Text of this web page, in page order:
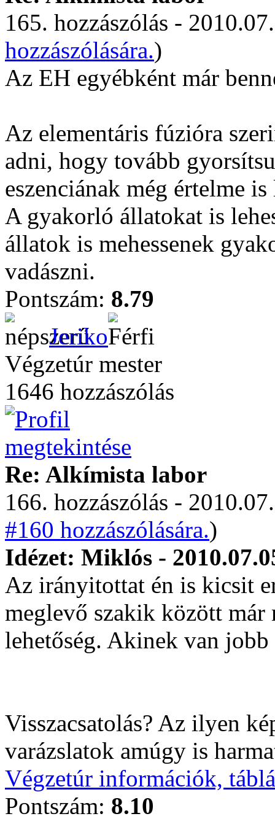
165. hozzászólás -
hozzászólására.)
Az EH egyébként már
Az elementáris fúzióra
adni, hogy tovább
eszenciának még értelme is
A gyakorló állatokat is
állatok is mehessenek
vadászni.
Pontszám: 8.79
Jeriko
Végzetúr mester
1646 hozzászólás
Re: Alkímista labor
166. hozzászólás -
#160 hozzászólására.)
Idézet: Miklós -
Az irányitottat én is kicsit
meglevő szakik között már
lehetőség. Akinek van
Visszacsatolás? Az ilyen
varázslatok amúgy is
Végzetúr információk,
Pontszám: 8.10